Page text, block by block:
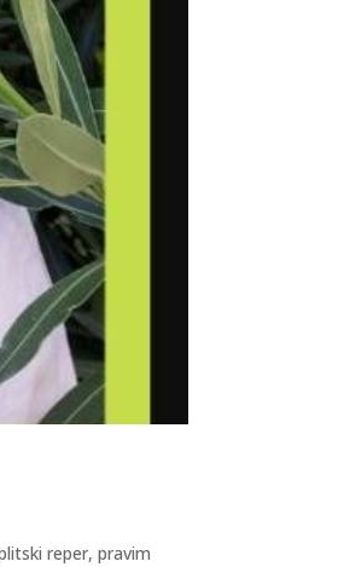
reper, pravim